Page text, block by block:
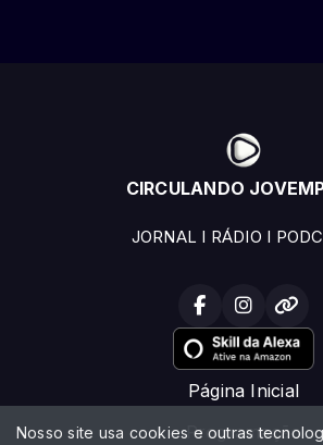
CIRCULANDO
JORNAL I RÁDIO I
Página Inicial
Programação
Nosso site usa cookies e outras